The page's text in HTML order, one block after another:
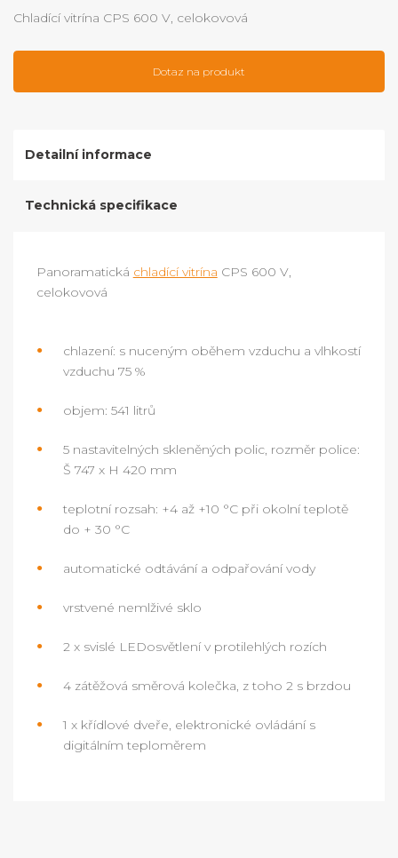
Chladící vitrína CPS 600 V, celokovová
Dotaz na produkt
Detailní informace
Technická specifikace
Panoramatická chladící vitrína CPS 600 V,
celokovová
chlazení: s nuceným oběhem vzduchu a vlhkostí
vzduchu 75 %
objem: 541 litrů
5 nastavitelných skleněných polic, rozměr police:
Š 747 x H 420 mm
teplotní rozsah: +4 až +10 °C při okolní teplotě
do + 30 °C
automatické odtávání a odpařování vody
vrstvené nemlživé sklo
2 x svislé LEDosvětlení v protilehlých rozích
4 zátěžová směrová kolečka, z toho 2 s brzdou
1 x křídlové dveře, elektronické ovládání s
digitálním teploměrem